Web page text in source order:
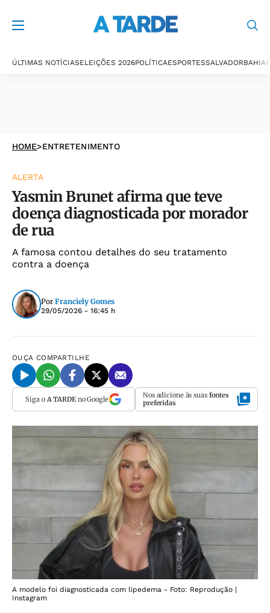
ÚLTIMAS NOTÍCIASELEIÇÕES 2026POLÍTICAESPORTESSALVADORBAHIA
HOME>ENTRETENIMENTO
ALERTA
Yasmin Brunet afirma que teve
doença diagnosticada por morador
de rua
A famosa contou detalhes do seu tratamento
contra a doença
Por Franciely Gomes
29/05/2026 - 16:45 h
OUÇA COMPARTILHE
Siga o A TARDEno Google Nos adicione às suas fontes
preferidas
A modelo foi diagnosticada com lipedema - Foto: Reprodução |
Instagram